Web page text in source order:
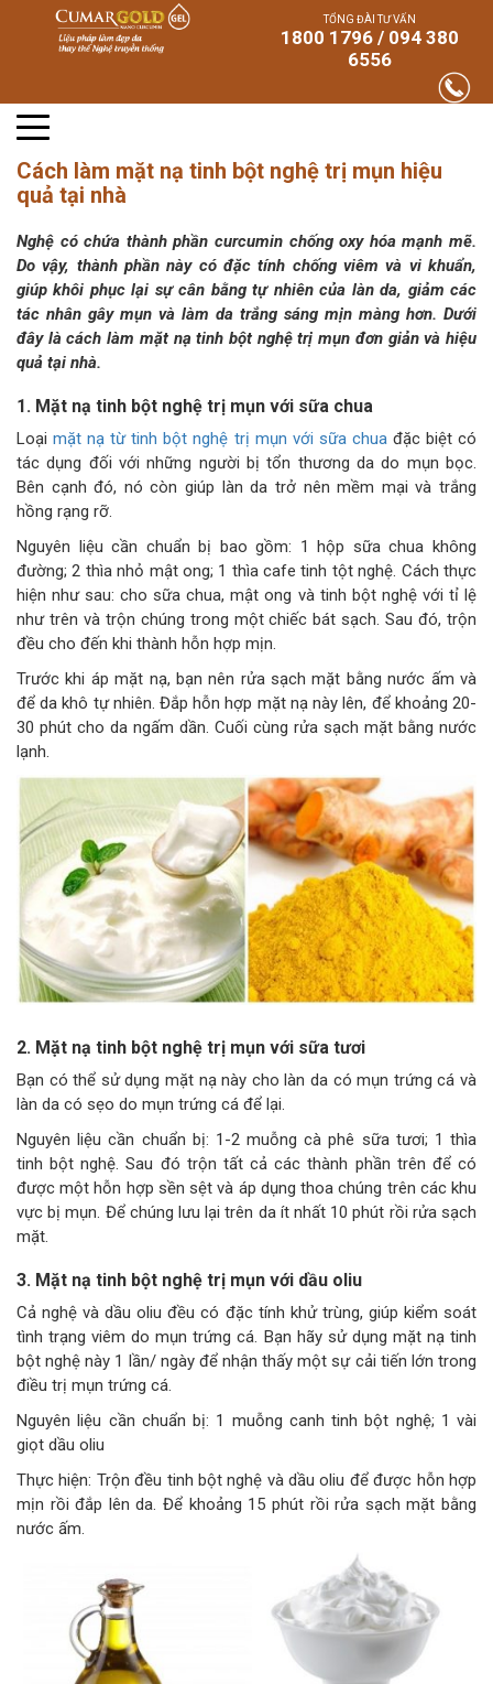
TỔNG ĐÀI TƯ VẤN
1800 1796 / 094 380
6556
Cách làm mặt nạ tinh bột nghệ trị mụn hiệu
quả tại nhà
Nghệ có chứa thành phần curcumin chống oxy hóa mạnh mẽ.
Do vậy, thành phần này có đặc tính chống viêm và vi khuẩn,
giúp khôi phục lại sự cân bằng tự nhiên của làn da, giảm các
tác nhân gây mụn và làm da trắng sáng mịn màng hơn. Dưới
đây là cách làm mặt nạ tinh bột nghệ trị mụn đơn giản và hiệu
quả tại nhà.
1. Mặt nạ tinh bột nghệ trị mụn với sữa chua
Loạimặt nạ từ tinh bột nghệ trị mụn với sữa chuađặc biệt có
tác dụng đối với những người bị tổn thương da do mụn bọc.
Bên cạnh đó, nó còn giúp làn da trở nên mềm mại và trắng
hồng rạng rỡ.
Nguyên liệu cần chuẩn bị bao gồm: 1 hộp sữa chua không
đường; 2 thìa nhỏ mật ong; 1 thìa cafe tinh tột nghệ. Cách thực
hiện như sau: cho sữa chua, mật ong và tinh bột nghệ với tỉ lệ
như trên và trộn chúng trong một chiếc bát sạch. Sau đó, trộn
đều cho đến khi thành hỗn hợp mịn.
Trước khi áp mặt nạ, bạn nên rửa sạch mặt bằng nước ấm và
để da khô tự nhiên. Đắp hỗn hợp mặt nạ này lên, để khoảng 20-
30 phút cho da ngấm dần. Cuối cùng rửa sạch mặt bằng nước
lạnh.
2. Mặt nạ tinh bột nghệ trị mụn với sữa tươi
Bạn có thể sử dụng mặt nạ này cho làn da có mụn trứng cá và
làn da có sẹo do mụn trứng cá để lại.
Nguyên liệu cần chuẩn bị: 1-2 muỗng cà phê sữa tươi; 1 thìa
tinh bột nghệ. Sau đó trộn tất cả các thành phần trên để có
được một hỗn hợp sền sệt và áp dụng thoa chúng trên các khu
vực bị mụn. Để chúng lưu lại trên da ít nhất 10 phút rồi rửa sạch
mặt.
3. Mặt nạ tinh bột nghệ trị mụn với dầu oliu
Cả nghệ và dầu oliu đều có đặc tính khử trùng, giúp kiểm soát
tình trạng viêm do mụn trứng cá. Bạn hãy sử dụng mặt nạ tinh
bột nghệ này 1 lần/ ngày để nhận thấy một sự cải tiến lớn trong
điều trị mụn trứng cá.
Nguyên liệu cần chuẩn bị: 1 muỗng canh tinh bột nghệ; 1 vài
giọt dầu oliu
Thực hiện: Trộn đều tinh bột nghệ và dầu oliu để được hỗn hợp
mịn rồi đắp lên da. Để khoảng 15 phút rồi rửa sạch mặt bằng
nước ấm.